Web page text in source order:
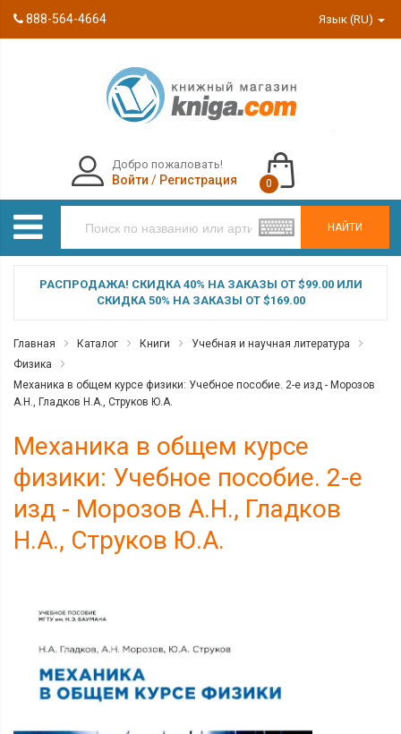
888-564-4664 Язык (RU)
НАЙТИ
Добро пожаловать!
Войти / Регистрация 0
РАСПРОДАЖА! СКИДКА 40% НА ЗАКАЗЫ ОТ $99.00 ИЛИ
СКИДКА 50% НА ЗАКАЗЫ ОТ $169.00
Главная Каталог Книги
Учебная и научная литература
Физика
Механика в общем курсе физики: Учебное пособие. 2-е изд - Морозов
А.Н., Гладков Н.А., Струков Ю.А.
Механика в общем курсе
физики: Учебное пособие. 2-е
изд - Морозов А.Н., Гладков
Н.А., Струков Ю.А.